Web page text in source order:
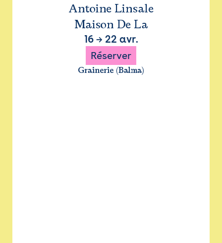
Antoine Linsale
Maison De La
16→ 22 avr.
Réserver
Grainerie (Balma)